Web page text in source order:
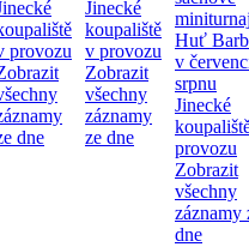
provozu
dne
Jinecké
koupaliště
v provozu
Zobrazit
všechny
záznamy
ze dne
Huť
v
srpnu
Jinecké
provozu
Zobrazit
všechny
záznamy
dne